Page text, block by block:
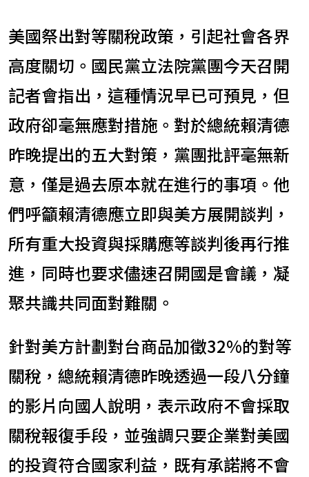
美國祭出對等關稅政策，引起社會各界
高度關切。國民黨立法院黨團今天召開
記者會指出，這種情況早已可預見，但
政府卻毫無應對措施。對於總統賴清德
昨晚提出的五大對策，黨團批評毫無新
意，僅是過去原本就在進行的事項。他
們呼籲賴清德應立即與美方展開談判，
所有重大投資與採購應等談判後再行推
進，同時也要求儘速召開國是會議，凝
聚共識共同面對難關。
針對美方計劃對台商品加徵32%的對等
關稅，總統賴清德昨晚透過一段八分鐘
的影片向國人說明，表示政府不會採取
關稅報復手段，並強調只要企業對美國
的投資符合國家利益，既有承諾將不會